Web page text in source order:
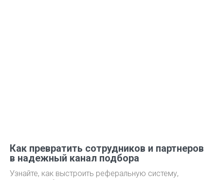
Как превратить сотрудников и партнеров
в надежный канал подбора
Узнайте, как выстроить реферальную систему,